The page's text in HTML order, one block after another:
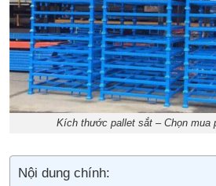
Kích thước pallet sắt – Chọn mua
Nội dung chính: